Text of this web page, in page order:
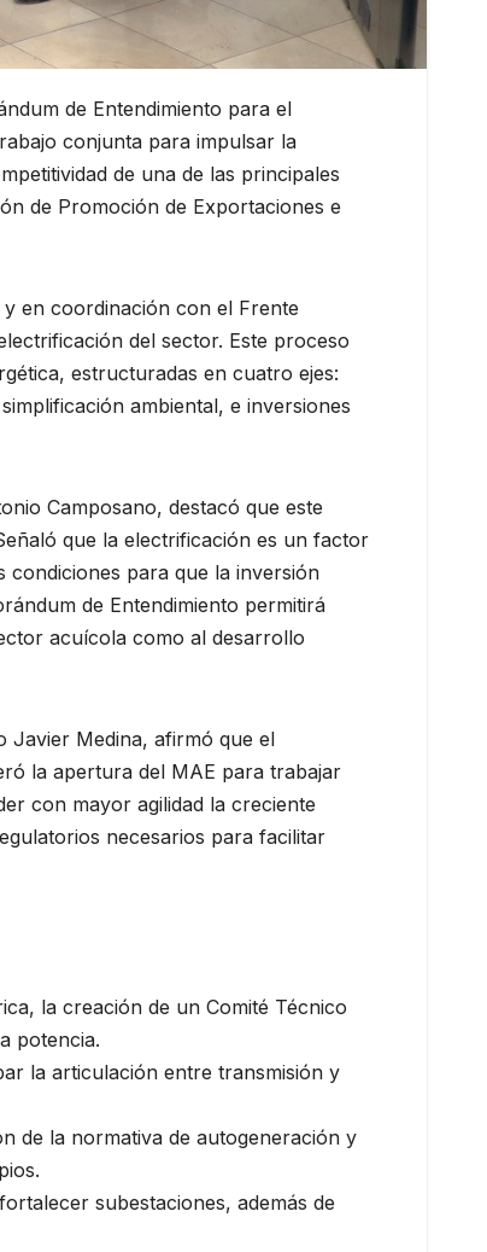
de Entendimiento para el
conjunta para impulsar la
de una de las principales
de Promoción de Exportaciones e
y en coordinación con el Frente
del sector. Este proceso
estructuradas en cuatro ejes:
ambiental, e inversiones
Camposano, destacó que este
que la electrificación es un factor
para que la inversión
de Entendimiento permitirá
acuícola como al desarrollo
Javier Medina, afirmó que el
la apertura del MAE para trabajar
con mayor agilidad la creciente
necesarios para facilitar
la creación de un Comité Técnico
potencia.
la articulación entre transmisión y
de la normativa de autogeneración y
subestaciones, además de